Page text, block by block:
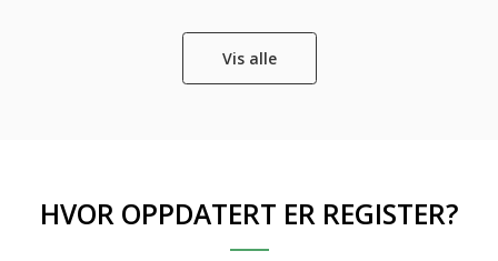
møt opp og bli med!
Vis alle
HVOR OPPDATERT ER REGISTER?